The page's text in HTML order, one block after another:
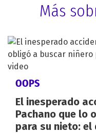
Más
OOPS
El inesperado
Pachano que lo
para su nieto: